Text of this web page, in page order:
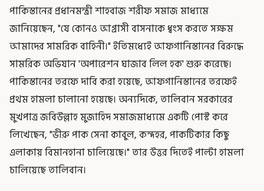
পাকিস্তানের প্রধানমন্ত্রী শাহবাজ শরীফ সমাজ মাধ্যমে
জানিয়েছেন, "যে কোনও আগ্রাসী বাসনাকে ধ্বংস করতে সক্ষম
আমাদের সামরিক বাহিনী।" ইতিমধ্যেই আফগানিস্তানের বিরুদ্ধে
সামরিক অভিযান 'অপারেশন ঘাজাব লিল হক' শুরু করেছে।
পাকিস্তানের তরফে দাবি করা হয়েছে, আফগানিস্তানের তরফেই
প্রথম হামলা চালানো হয়েছে। অন্যদিকে, তালিবান সরকারের
মুখপাত্র জবিউল্লাহ মুজাহিদ সমাজমাধ্যমে একটি পোস্ট করে
লিখেছেন, "ভীরু পাক সেনা কাবুল, কন্দহর, পাকটিকার কিছু
এলাকায় বিমানহানা চালিয়েছে।" তার উত্তর দিতেই পাল্টা হামলা
চালিয়েছে তালিবান।